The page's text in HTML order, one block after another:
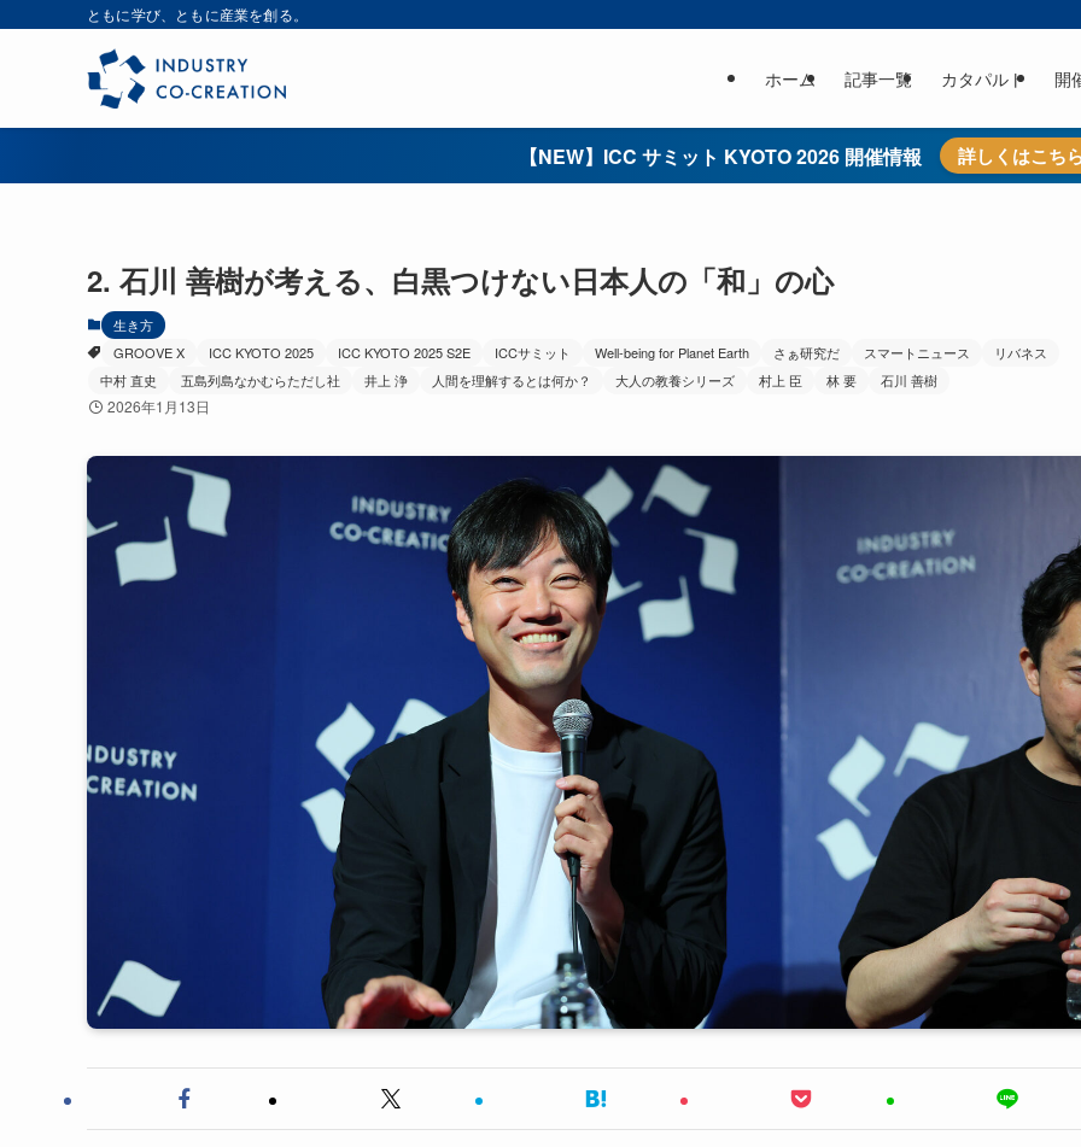
ともに学び、ともに産業を創る。
ホーム 記事一覧 カタパルト 開
【NEW】ICC サミット KYOTO 2026 開催情報 詳しくはこち
2. 石川 善樹が考える、白黒つけない日本人の「和」の心
生き方
GROOVE X
ICC KYOTO 2025 ICC KYOTO 2025 S2E ICCサミット Well-being for Planet Earth さぁ研究だ スマートニュース
リバネス
中村 直史
五島列島なかむらただし社 井上 浄 人間を理解するとは何か？ 大人の教養シリーズ 村上 臣 林 要 石川 善樹
2026年1月13日